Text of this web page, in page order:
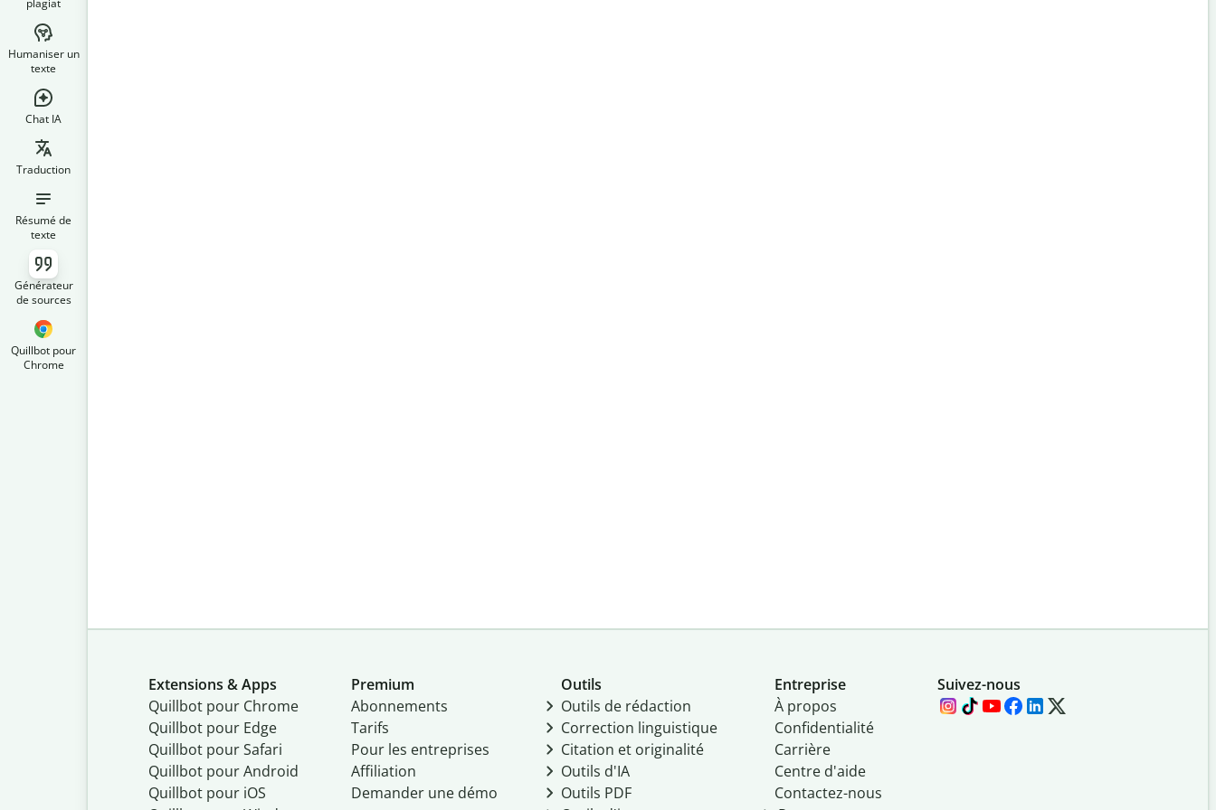
plagiat
Humaniser un
texte
Chat IA
Traduction
Résumé de
texte
Générateur
de sources
Quillbot pour
Chrome
Extensions & Apps
Quillbot pour Chrome
Quillbot pour Edge
Quillbot pour Safari
Quillbot pour Android
Quillbot pour iOS
Premium
Abonnements
Tarifs
Pour les entreprises
Affiliation
Demander une démo
Outils
Outils de rédaction
Correction linguistique
Citation et originalité
Outils d'IA
Outils PDF
Entreprise
À propos
Confidentialité
Carrière
Centre d'aide
Contactez-nous
Suivez-nous